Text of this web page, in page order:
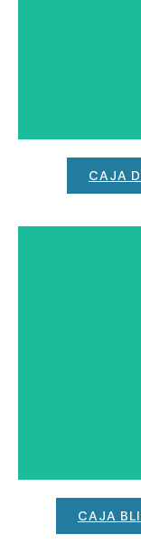
CAJA
CAJA